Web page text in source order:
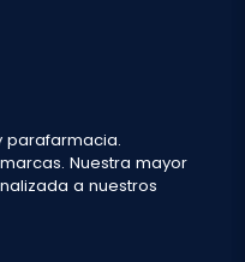
parafarmacia.
Nuestra mayor
a nuestros